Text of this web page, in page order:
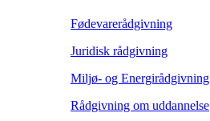
Fødevarerådgivning
Juridisk rådgivning
Miljø- og Energirådgivning
Rådgivning om uddannelse